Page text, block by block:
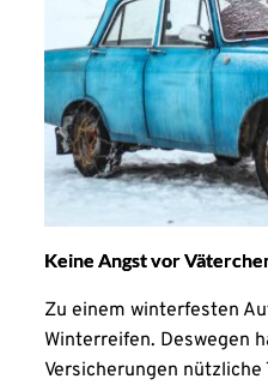
Keine Angst vor
Zu einem winterfesten
Winterreifen. Deswegen
Versicherungen